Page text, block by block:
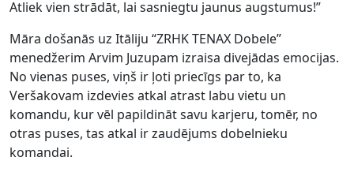
Atliek vien strādāt, lai sasniegtu jaunus augstumus!”
Māra došanās uz Itāliju “ZRHK TENAX Dobele”
menedžerim Arvim Juzupam izraisa divejādas emocijas.
No vienas puses, viņš ir ļoti priecīgs par to, ka
Veršakovam izdevies atkal atrast labu vietu un
komandu, kur vēl papildināt savu karjeru, tomēr, no
otras puses, tas atkal ir zaudējums dobelnieku
komandai.